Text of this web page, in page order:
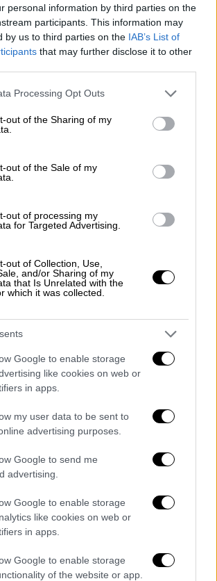
personal information by third parties on the
participants. This information may
by us to third parties on the IAB’s List of
that may further disclose it to other
this website/app uses one or more Google
visit or usage behaviour. You may click to
to Google and its third-party tags to
below specified purposes in below Google
Processing Opt Outs
out of the Sharing of my
out of the Sale of my
out of processing my
for Targeted Advertising.
out of Collection, Use,
and/or Sharing of my
that Is Unrelated with the
which it was collected.
Google to enable storage
like cookies on web or
in apps.
my user data to be sent to
advertising purposes.
Google to send me
advertising.
Google to enable storage
like cookies on web or
in apps.
Google to enable storage
of the website or app.
17:24
- Επόμενα επεισόδια: Ο
γιος του Κωνσταντίνου
τη μητέρα του. Ο Λεγάτος
νεκρή
11:47
- Επόμενα επεισόδια: Η
από τις
αποκαλύψεις, αποφασίζει να
τον Χρήστο να χωρίσουν